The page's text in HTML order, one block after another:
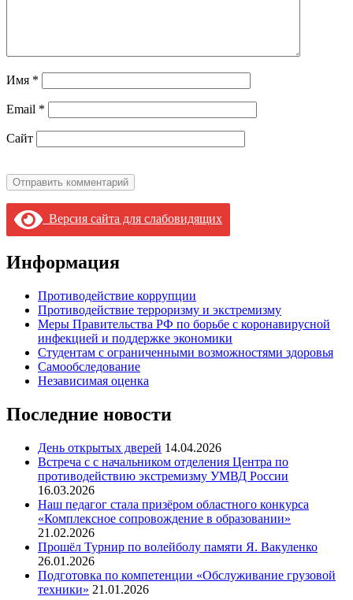
Имя *
Email *
Сайт
Версия сайта для слабовидящих
Информация
Противодействие коррупции
Противодействие терроризму и экстремизму
Меры Правительства РФ по борьбе с коронавирусной
инфекцией и поддержке экономики
Студентам с ограниченными возможностями здоровья
Самообследование
Независимая оценка
Последние новости
День открытых дверей 14.04.2026
Встреча с с начальником отделения Центра по
противодействию экстремизму УМВД России
16.03.2026
Наш педагог стала призёром областного конкурса
«Комплексное сопровождение в образовании»
21.02.2026
Прошёл Турнир по волейболу памяти Я. Вакуленко
26.01.2026
Подготовка по компетенции «Обслуживание грузовой
техники» 21.01.2026